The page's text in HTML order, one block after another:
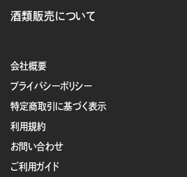
会社概要
プライバシーポリシー
特定商取引に基づく表示
利用規約
お問い合わせ
ご利用ガイド
酒類販売について